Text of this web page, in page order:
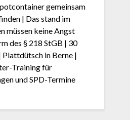
gemeinsam
| Das stand im
müssen keine Angst
des § 218 StGB | 30
Plattdütsch in Berne |
Training für
und SPD-Termine